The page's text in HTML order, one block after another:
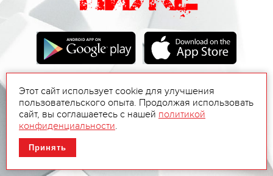
Этот сайт использует cookie для улучшения
пользовательского опыта. Продолжая использовать
сайт, вы соглашаетесь с нашей политикой
конфиденциальности.
Принять